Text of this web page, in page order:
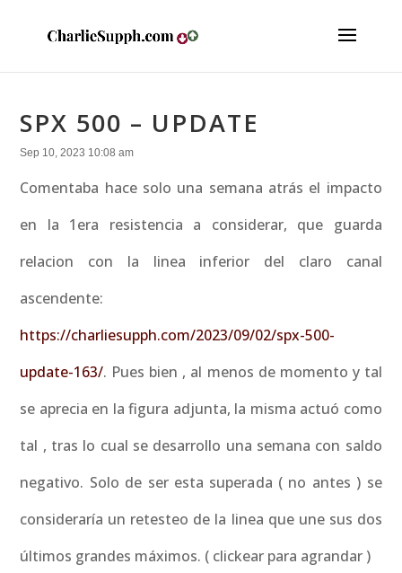
SPX 500 – UPDATE
Sep 10, 2023 10:08 am
Comentaba hace solo una semana atrás el impacto
en la 1era resistencia a considerar, que guarda
relacion con la linea inferior del claro canal
ascendente:
https://charliesupph.com/2023/09/02/spx-500-
update-163/. Pues bien , al menos de momento y tal
se aprecia en la figura adjunta, la misma actuó como
tal , tras lo cual se desarrollo una semana con saldo
negativo. Solo de ser esta superada ( no antes ) se
consideraría un retesteo de la linea que une sus dos
últimos grandes máximos. ( clickear para agrandar )